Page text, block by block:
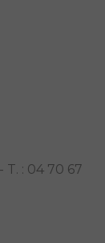
T. : 04 70 67